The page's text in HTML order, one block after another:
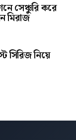
সেঞ্চুরি করে
মিরাজ
সিরিজ নিয়ে